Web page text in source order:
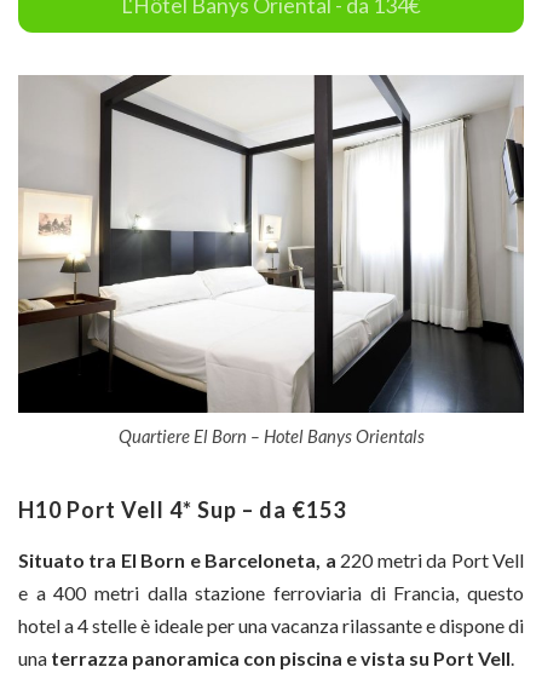
L'Hôtel Banys Oriental - da 134€
Quartiere El Born – Hotel Banys Orientals
H10 Port Vell 4* Sup – da €153
Situato tra El Born e Barceloneta, a 220 metri da Port Vell
e a 400 metri dalla stazione ferroviaria di Francia, questo
hotel a 4 stelle è ideale per una vacanza rilassante e dispone di
una terrazza panoramica con piscina e vista su Port Vell.